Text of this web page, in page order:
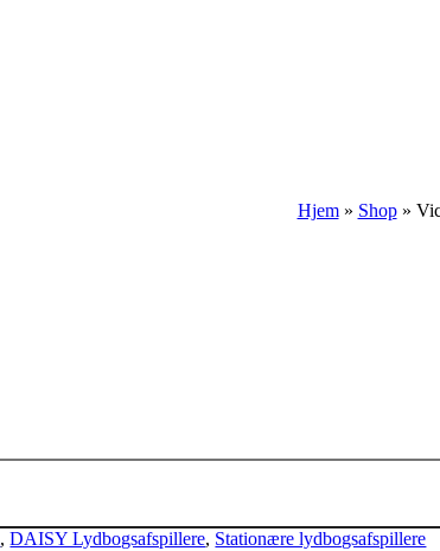
Hjem» Shop»
,DAISY Lydbogsafspillere, Stationære lydbogsafspillere